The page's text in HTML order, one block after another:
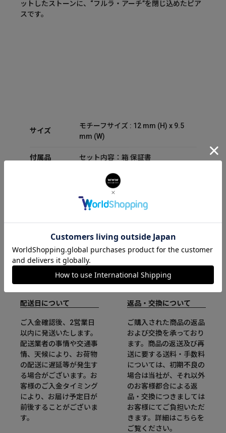
ットしたストーンに、“フルラ・アーチ”を閉じ込めたピア
スです。
サイズ
モチーフサイズ : 12 mm (H) x 9.5
mm (W)
付属品 セット内容：箱 保証書
配送日について
ご入金確認後、2営業日
以内に発送いたします。
配送業者の事情や交通事
情、天候により、お荷物
の配送に遅延等が発生す
る場合がございます。お
客様のご入金タイミング
により、お届け予定日が
前後することがございま
す。
返品・交換について
ご購入された商品の返品
および交換を承っており
ます。商品の返送及び再
送に要する送料・手数料
については、初期不良の
場合は当社が、それ以外
のお客様都合による返
品・交換につきましては
お客様にてご負担いただ
きます。詳細はこちらを
ご覧ください。